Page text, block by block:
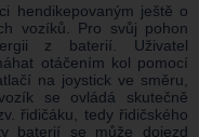
hendikepovaným ještě o
vozíků. Pro svůj pohon
z baterií. Uživatel
otáčením kol pomocí
na joystick ve směru,
se ovládá skutečně
řidičáku, tedy řidičského
baterií se může dojezd